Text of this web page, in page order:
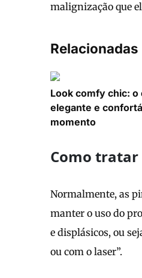
malignização que
Relacionadas
Look comfy chic: o
elegante e
momento
Como tratar
Normalmente, as
manter o uso do
e displásicos, ou
ou com o laser”.